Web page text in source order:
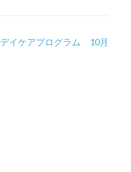
デイケアプログラム 10月